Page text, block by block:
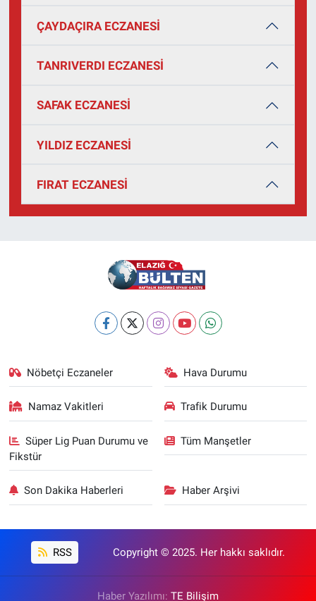
ÇAYDAÇIRA ECZANESİ
TANRIVERDI ECZANESİ
SAFAK ECZANESİ
YILDIZ ECZANESİ
FIRAT ECZANESİ
Nöbetçi Eczaneler Hava Durumu
Namaz Vakitleri Trafik Durumu
Süper Lig Puan Durumu ve
Fikstür
Tüm Manşetler
Son Dakika Haberleri Haber Arşivi
RSS Copyright © 2025. Her hakkı saklıdır.
Haber Yazılımı: TE Bilişim